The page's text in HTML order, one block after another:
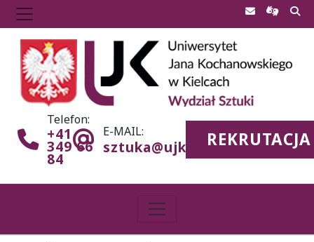
Telefon:
+41
349 66
84
E-MAIL:
sztuka@ujk.edu.plREKRUTACJA